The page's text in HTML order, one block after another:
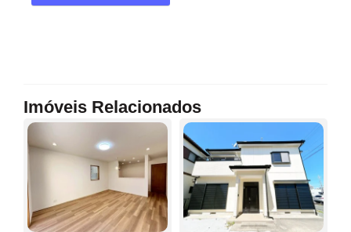
Imóveis Relacionados